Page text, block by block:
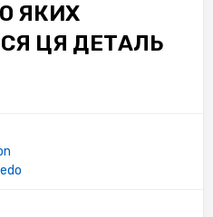
ЯКИХ
ЦЯ ДЕТАЛЬ